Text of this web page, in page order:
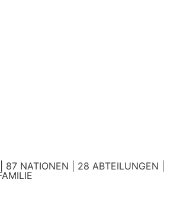
87 NATIONEN | 28 ABTEILUNGEN |